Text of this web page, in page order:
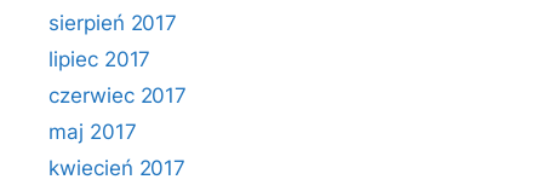
sierpień 2017
lipiec 2017
czerwiec 2017
maj 2017
kwiecień 2017